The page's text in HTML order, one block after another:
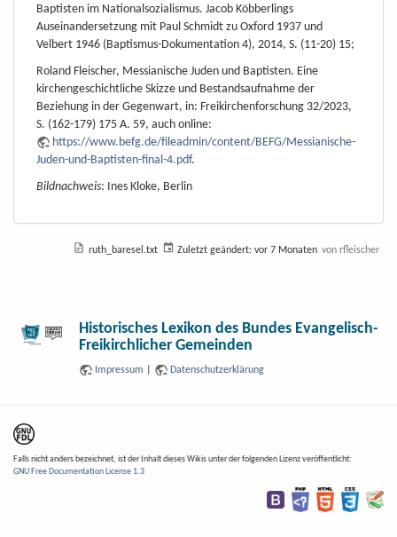
Baptisten im Nationalsozialismus. Jacob Köbberlings
Auseinandersetzung mit Paul Schmidt zu Oxford 1937 und
Velbert 1946 (Baptismus-Dokumentation 4), 2014, S. (11-20) 15;
Roland Fleischer, Messianische Juden und Baptisten. Eine
kirchengeschichtliche Skizze und Bestandsaufnahme der
Beziehung in der Gegenwart, in: Freikirchenforschung 32/2023,
S. (162-179) 175 A. 59, auch online:
https://www.befg.de/fileadmin/content/BEFG/Messianische-
Juden-und-Baptisten-final-4.pdf.
Bildnachweis: Ines Kloke, Berlin
ruth_baresel.txt Zuletzt geändert: vor 7 Monaten von rfleischer
Historisches Lexikon des Bundes Evangelisch-
Freikirchlicher Gemeinden
Impressum Datenschutzerklärung
Falls nicht anders bezeichnet, ist der Inhalt dieses Wikis unter der folgenden Lizenz veröffentlicht:
GNU Free Documentation License 1.3